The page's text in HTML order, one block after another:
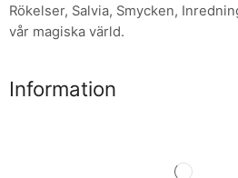
Rökelser, Salvia, Smycken,
vår magiska värld.
Information